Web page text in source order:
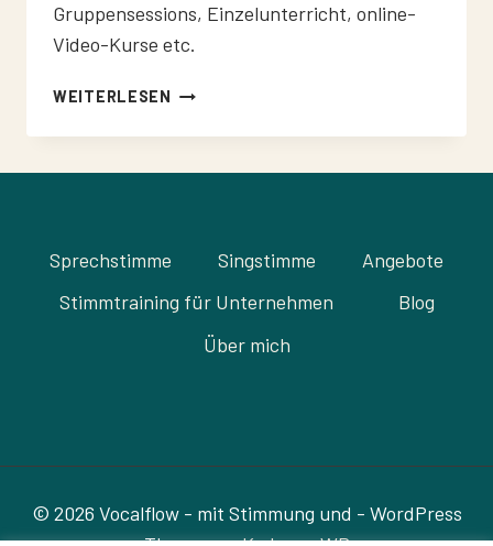
Gruppensessions, Einzelunterricht, online-
Video-Kurse etc.
WEITERLESEN BLACK
–
Sprechstimme Singstimme
Angebote
Stimmtraining für Unternehmen
Blog
Über mich
© 2026 Vocalflow - mit Stimmung und - WordPress